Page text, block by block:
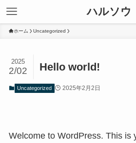
ハルソウ
ホーム Uncategorized
Hello world!
2025
2/02
Uncategorized 2025年2月2日
Welcome to WordPress. This is